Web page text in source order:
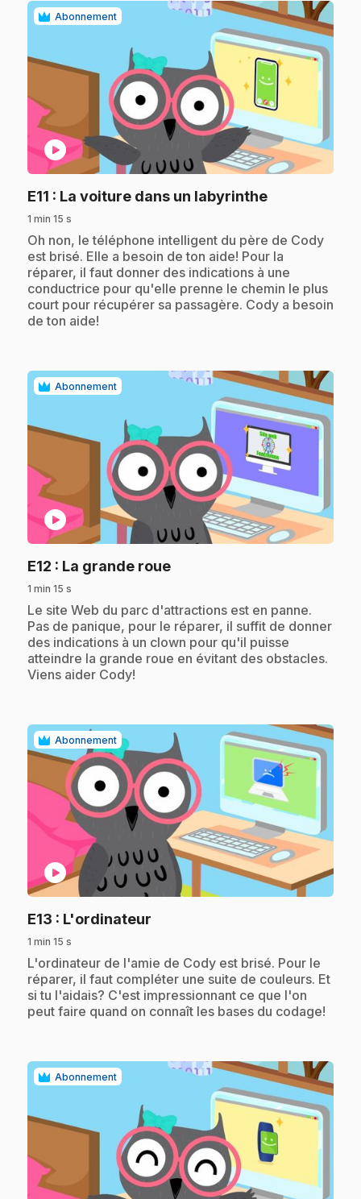
Abonnement
play_circle
E11 : La voiture dans un labyrinthe.
1 min 15 s
.Oh non, le téléphone intelligent du père de Cody
est brisé. Elle a besoin de ton aide! Pour la
réparer, il faut donner des indications à une
conductrice pour qu'elle prenne le chemin le plus
court pour récupérer sa passagère. Cody a besoin
de ton aide!
Abonnement
play_circle
E12 : La grande roue.
1 min 15 s
.Le site Web du parc d'attractions est en panne.
Pas de panique, pour le réparer, il suffit de donner
des indications à un clown pour qu'il puisse
atteindre la grande roue en évitant des obstacles.
Viens aider Cody!
Abonnement
play_circle
E13 : L'ordinateur
1 min 15 s
.L'ordinateur de l'amie de Cody est brisé. Pour le
réparer, il faut compléter une suite de couleurs. Et
si tu l'aidais? C'est impressionnant ce que l'on
peut faire quand on connaît les bases du codage!
Abonnement